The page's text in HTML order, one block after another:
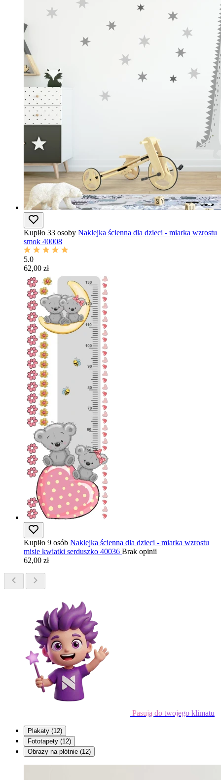
Kupiło 33 osoby Naklejka ścienna dla dzieci - miarka wzrostu
smok 40008
5.0
62,00 zł
Kupiło 9 osób Naklejka ścienna dla dzieci - miarka wzrostu
misie kwiatki serduszko 40036 Brak opinii
62,00 zł
Pasują do twojego klimatu
Plakaty (12)
Fototapety (12)
Obrazy na płótnie (12)